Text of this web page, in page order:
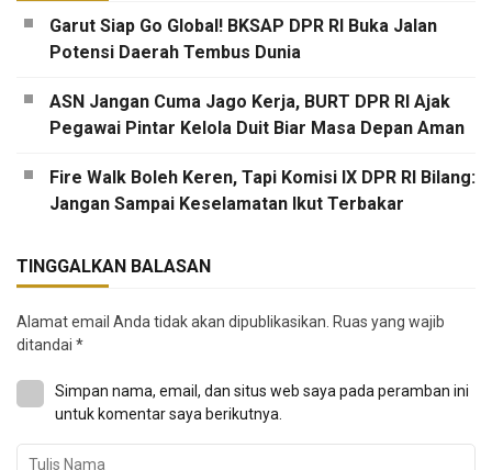
Garut Siap Go Global! BKSAP DPR RI Buka Jalan
Potensi Daerah Tembus Dunia
ASN Jangan Cuma Jago Kerja, BURT DPR RI Ajak
Pegawai Pintar Kelola Duit Biar Masa Depan Aman
Fire Walk Boleh Keren, Tapi Komisi IX DPR RI Bilang:
Jangan Sampai Keselamatan Ikut Terbakar
TINGGALKAN BALASAN
Alamat email Anda tidak akan dipublikasikan. Ruas yang wajib
ditandai *
Simpan nama, email, dan situs web saya pada peramban ini
untuk komentar saya berikutnya.